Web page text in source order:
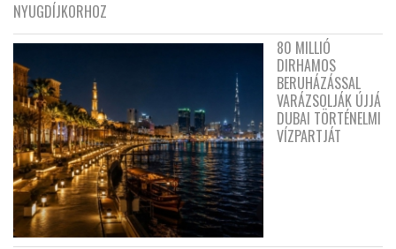
NYUGDÍJKORHOZ
80 MILLIÓ
DIRHAMOS
BERUHÁZÁSSAL
VARÁZSOLJÁK ÚJJÁ
DUBAI TÖRTÉNELMI
VÍZPARTJÁT